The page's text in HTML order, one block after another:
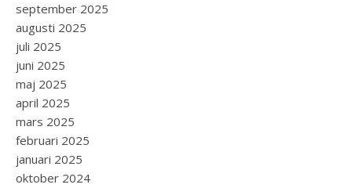
september 2025
augusti 2025
juli 2025
juni 2025
maj 2025
april 2025
mars 2025
februari 2025
januari 2025
oktober 2024